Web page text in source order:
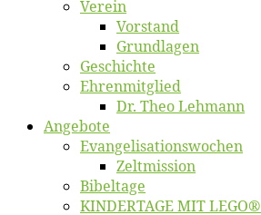
Ver­ein
Vor­stand
Grund­la­gen
Ge­schich­te
Eh­ren­mit­glied
Dr. Theo Lehmann
An­ge­bo­te
Evangelisa­tions­wo­chen
Zelt­mis­si­on
Bi­bel­ta­ge
KINDERTAGE MIT LEGO®